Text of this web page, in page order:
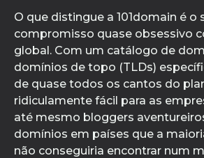
O que distingue a 101domain é o
compromisso quase obsessivo
global. Com um catálogo de
domínios de topo (TLDs)
de quase todos os cantos do
ridiculamente fácil para as
até mesmo bloggers
domínios em países que a
não conseguiria encontrar num